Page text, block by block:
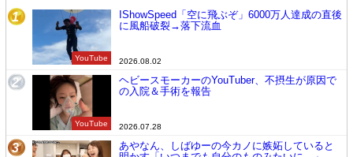
1
YouTube
IShowSpeed「空に飛ぶぞ」6000万人達成の直後
に風船破裂→落下流血
2026.08.02
2
YouTube
ヘビースモーカーのYouTuber、不摂生が原因で
の入院＆手術を報告
2026.07.28
3
あやなん、しばゆーの今カノに嫉妬していると